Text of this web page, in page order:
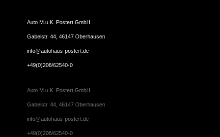
Auto M.u.K. Postert GmbH
Gabelstr. 44, 46147 Oberhausen
info@autohaus-postert.de
+49(0)208/62540-0
Auto M.u.K. Postert GmbH
Gabelstr. 44, 46147 Oberhausen
info@autohaus-postert.de
+49(0)208/62540-0